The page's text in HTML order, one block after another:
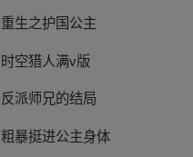
重生之护国公主
时空猎人满v版
反派师兄的结局
粗暴挺进公主身体